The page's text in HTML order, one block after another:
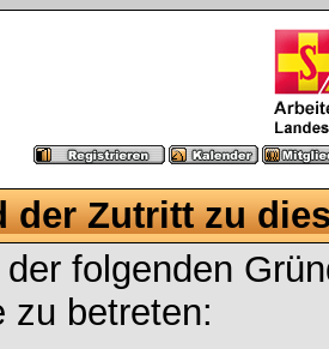
der Zutritt zu
folgenden
zu betreten: